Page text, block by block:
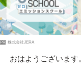
PR 株式会社JERA
おはようございます